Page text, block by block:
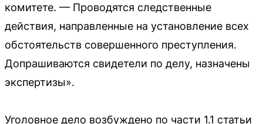
комитете. — Проводятся следственные
действия, направленные на установление всех
обстоятельств совершенного преступления.
Допрашиваются свидетели по делу, назначены
экспертизы».
Уголовное дело возбуждено по части 1.1 статьи